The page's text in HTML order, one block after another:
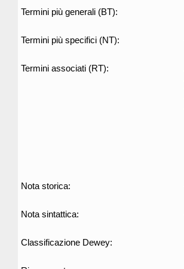
Termini più generali (BT):
Termini più specifici (NT):
Termini associati (RT):
Nota storica:
Nota sintattica:
Classificazione Dewey: